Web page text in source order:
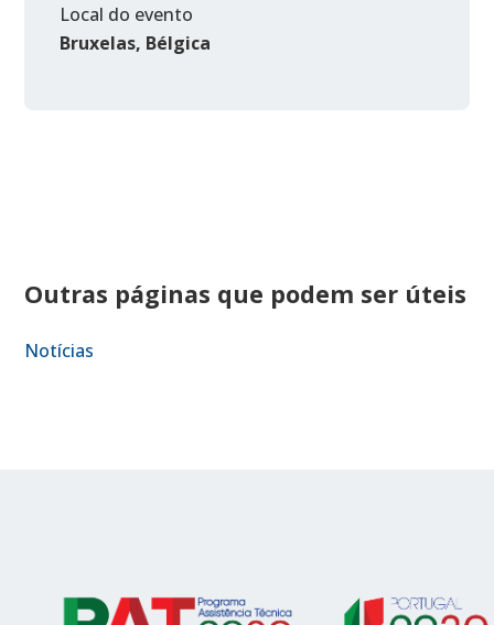
Local do evento
Bruxelas, Bélgica
Outras páginas que podem ser úteis
Notícias